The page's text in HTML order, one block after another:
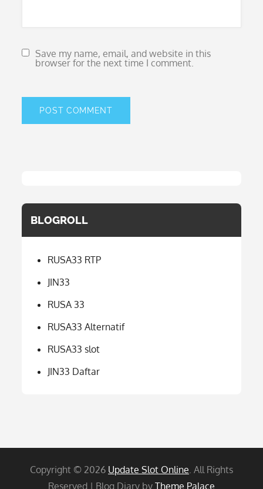
Save my name, email, and website in this
browser for the next time I comment.
BLOGROLL
RUSA33 RTP
JIN33
RUSA 33
RUSA33 Alternatif
RUSA33 slot
JIN33 Daftar
Copyright © 2026 Update Slot Online. All Rights
Reserved | Blog Diary by Theme Palace